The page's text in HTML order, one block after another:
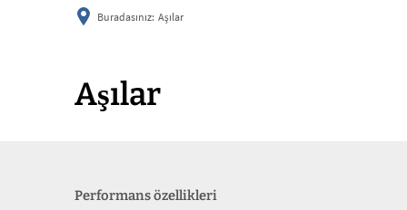
Buradasınız: Aşılar
Aşılar
Performans özellikleri